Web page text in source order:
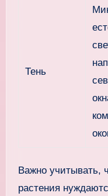
Тень
Важно учитывать,
растения